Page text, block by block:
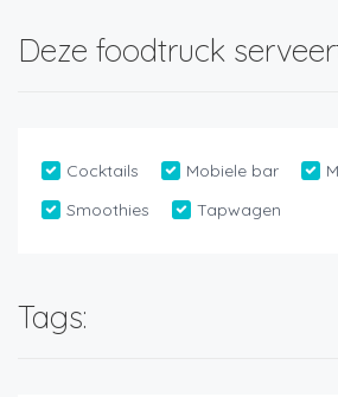
Deze foodtruck
Cocktails Mobiele bar
Smoothies
Tapwagen
Tags: